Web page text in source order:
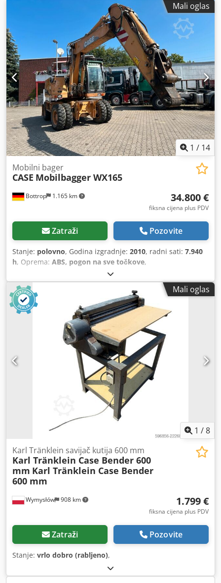
Mali oglas
1 / 14
Bottrop 1.165 km
Mobilni bager
CASE Mobilbagger WX165
34.800 €
fiksna cijena plus PDV
Zatraži Pozovite
Stanje: polovno, Godina izgradnje: 2010, radni sati: 7.940
h, Oprema: ABS, pogon na sve točkove,
Mali oglas
1 /8
Wymysłów 908 km
Karl Tränklein savijač kutija 600 mm
Karl Tränklein Case Bender 600
mm Karl Tränklein Case Bender
600 mm
1.799 €
fiksna cijena plus PDV
Zatraži Pozovite
Stanje: vrlo dobro (rabljeno),